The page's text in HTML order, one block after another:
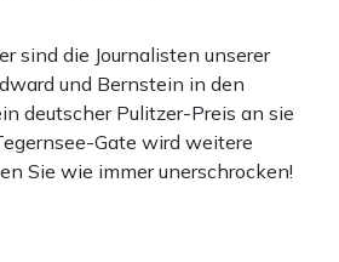
sind die Journalisten unserer
und Bernstein in den
deutscher Pulitzer-Preis an sie
Gate wird weitere
Sie wie immer unerschrocken!